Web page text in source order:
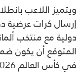
ويتميز اللاعب
إرسال كرات عرضية
دولية مع منتخب
المتوقع أن يكون
في كأس العالم 2026.